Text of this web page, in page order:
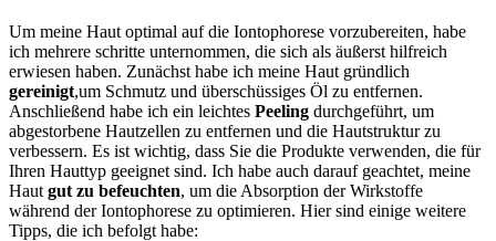
Um⁤ meine Haut optimal auf ​die Iontophorese vorzubereiten, ⁣habe
⁤ich mehrere‍ schritte unternommen, die sich als äußerst hilfreich‌
erwiesen⁤ haben. ‍Zunächst habe ich meine Haut gründlich⁣
gereinigt,um ⁢Schmutz und überschüssiges Öl zu entfernen.
Anschließend habe ich ein leichtes Peeling durchgeführt,‌ um
abgestorbene Hautzellen zu entfernen und die Hautstruktur zu
verbessern. Es ist wichtig,⁤ dass ⁢Sie die Produkte ⁢verwenden, die für
Ihren ​Hauttyp geeignet sind. Ich habe auch darauf geachtet,​ meine
Haut gut‌ zu befeuchten, um die Absorption ⁤der Wirkstoffe​
während der Iontophorese zu ⁢optimieren. ‍Hier sind ⁣einige weitere
⁣Tipps, die⁢ ich ‌befolgt‍ habe: